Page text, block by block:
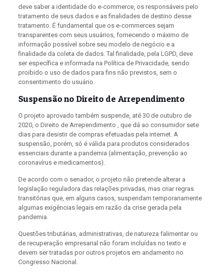
deve saber a identidade do e-commerce, os responsáveis pelo
tratamento de seus dados e as finalidades de destino desse
tratamento. É fundamental que os e-commerces sejam
transparentes com seus usuários, fornecendo o máximo de
informação possível sobre seu modelo de negócio e a
finalidade da coleta de dados. Tal finalidade, pela LGPD, deve
ser específica e informada na Política de Privacidade, sendo
proibido o uso de dados para fins não previstos, sem o
consentimento do usuário.
Suspensão no Direito de Arrependimento
O projeto aprovado também suspende, até 30 de outubro de
2020, o Direito de Arrependimento , que dá ao consumidor sete
dias para desistir de compras efetuadas pela internet. A
suspensão, porém, só é válida para produtos considerados
essenciais durante a pandemia (alimentação, prevenção ao
coronavírus e medicamentos).
De acordo com o senador, o projeto não pretende alterar a
legislação reguladora das relações privadas, mas criar regras
transitórias que, em alguns casos, suspendam temporariamente
algumas exigências legais em razão da crise gerada pela
pandemia.
Questões tributárias, administrativas, de natureza falimentar ou
de recuperação empresarial não foram incluídas no texto e
devem ser tratadas por outros projetos em andamento no
Congresso Nacional.